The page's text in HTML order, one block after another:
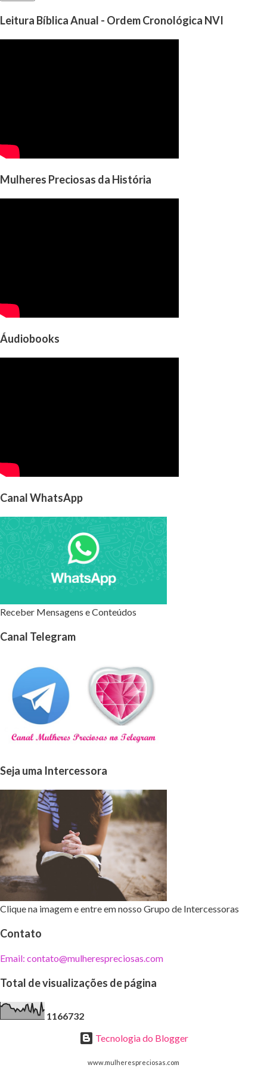
Leitura Bíblica Anual - Ordem Cronológica NVI
Mulheres Preciosas da História
Áudiobooks
Canal WhatsApp
Receber Mensagens e Conteúdos
Canal Telegram
Seja uma Intercessora
Clique na imagem e entre em nosso Grupo de Intercessoras
Contato
Email: contato@mulherespreciosas.com
Total de visualizações de página
1166732
Tecnologia do Blogger
www.mulherespreciosas.com